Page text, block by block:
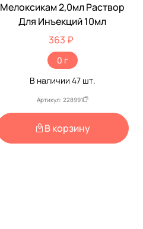
Мелоксикам 2,0мл Раствор
Для Инъекций 10мл
363 ₽
0 г
В наличии 47шт.
Артикул: 228991
В корзину